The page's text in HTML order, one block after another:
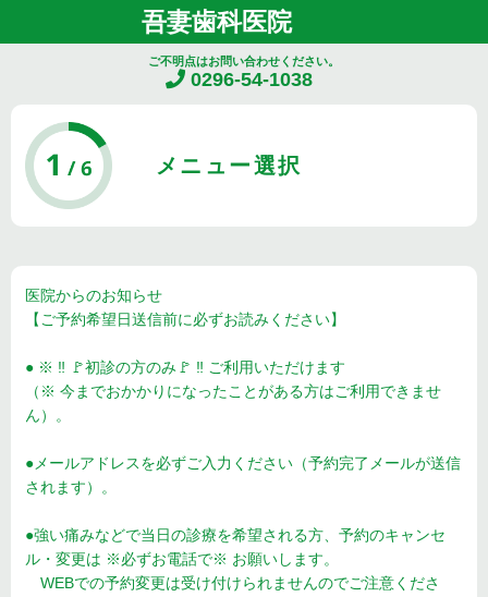
吾妻歯科医院
ご不明点はお問い合わせください。
0296-54-1038
医院からのお知らせ
【ご予約希望日送信前に必ずお読みください】
● ※ ‼️ 🚩初診の方のみ🚩 ‼️ ご利用いただけます
（※ 今までおかかりになったことがある方はご利用できませ
ん）。
●メールアドレスを必ずご入力ください（予約完了メールが送信
されます）。
●強い痛みなどで当日の診療を希望される方、予約のキャンセ
ル・変更は ※必ずお電話で※ お願いします。
WEBでの予約変更は受け付けられませんのでご注意くださ
メニュー選択